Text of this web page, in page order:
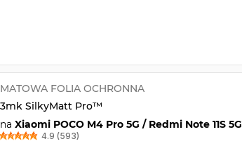
MATOWA FOLIA OCHRONNA
3mk SilkyMatt Pro™
na Xiaomi POCO M4 Pro 5G / Redmi Note 11S 5G
4.9 (593)